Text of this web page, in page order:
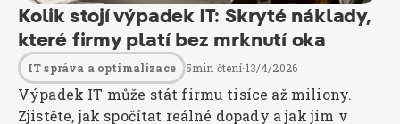
Kolik stojí výpadek IT: Skryté náklady,
které firmy platí bez mrknutí oka
IT správa a optimalizace 5min čtení·13/4/2026
Výpadek IT může stát firmu tisíce až miliony.
Zjistěte, jak spočítat reálné dopady a jak jim v